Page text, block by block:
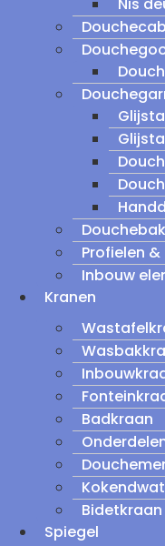
Douchebak
Profielen
Inbouw
Kranen
Badkraan
Bidetkraan
Spiegel